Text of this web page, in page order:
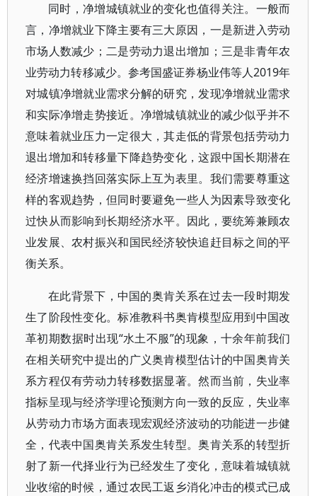
同时，净增城镇就业的变化也值得关注。一般而
言，净增就业下降主要有三大原因，一是新进入劳动
市场人数减少；二是劳动力退出增加；三是非青年农
业劳动力转移减少。参考国盛证券杨业伟等人2019年
对城镇净增就业需求分解的研究，发现净增就业需求
和实际净增走势接近。净增城镇就业的减少似乎并不
意味着就业压力一定很大，其走低的背景包括劳动力
退出增加和转移量下降趋势变化，这跟中国长期潜在
经济增速换挡回落实际上互为表里。我们需要尊重这
样的客观趋势，但同时要避免一些人为因素导致变化
过快从而影响到长期经济水平。因此，要统筹兼顾农
业发展、农村振兴和国民经济较快追赶目标之间的平
衡关系。
在此背景下，中国的奥肯关系在过去一段时期发
生了阶段性变化。标准教科书奥肯模型应用到中国改
革初期数据时出现“水土不服”的现象，十余年前我们
在相关研究中提出的广义奥肯模型估计的中国奥肯关
系方程仅有劳动力转移数据显著。然而当前，失业率
指标呈现与经济学理论预测方向一致的反应，失业率
从劳动力市场方面表现宏观经济波动的功能进一步健
全，代表中国奥肯关系发生转型。奥肯关系的转型折
射了新一代择业行为已经发生了变化，意味着城镇就
业收缩的时候，通过农民工返乡消化冲击的模式已成